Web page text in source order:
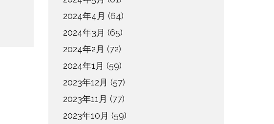
2024年4月 (64)
2024年3月 (65)
2024年2月 (72)
2024年1月 (59)
2023年12月 (57)
2023年11月 (77)
2023年10月 (59)